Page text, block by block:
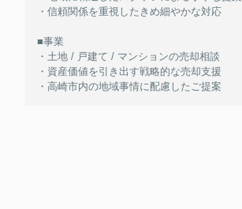
・信頼関係を重視したきめ細やかな対応
■事業
・土地 / 戸建て / マンションの売却相談
・資産価値を引き出す戦略的な売却支援
・高崎市内の地域事情に配慮したご提案